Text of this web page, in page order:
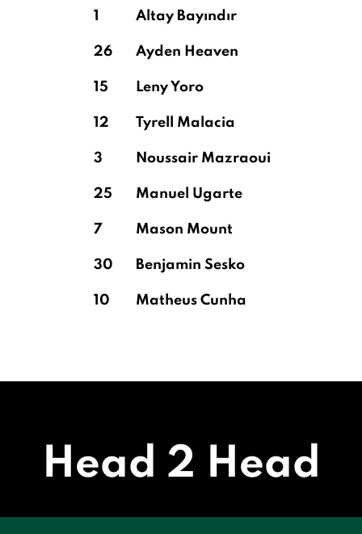
1
Altay Bayındır
26 Ayden Heaven
15 Leny Yoro
12 Tyrell Malacia
3 Noussair Mazraoui
25 Manuel Ugarte
7 Mason Mount
30 Benjamin Sesko
10 Matheus Cunha
Head 2 Head